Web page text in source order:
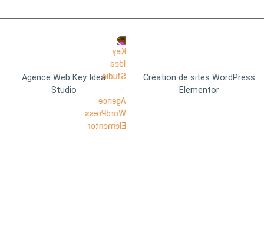
Agence Web Key Idea
Studio
Création de sites WordPress
Elementor